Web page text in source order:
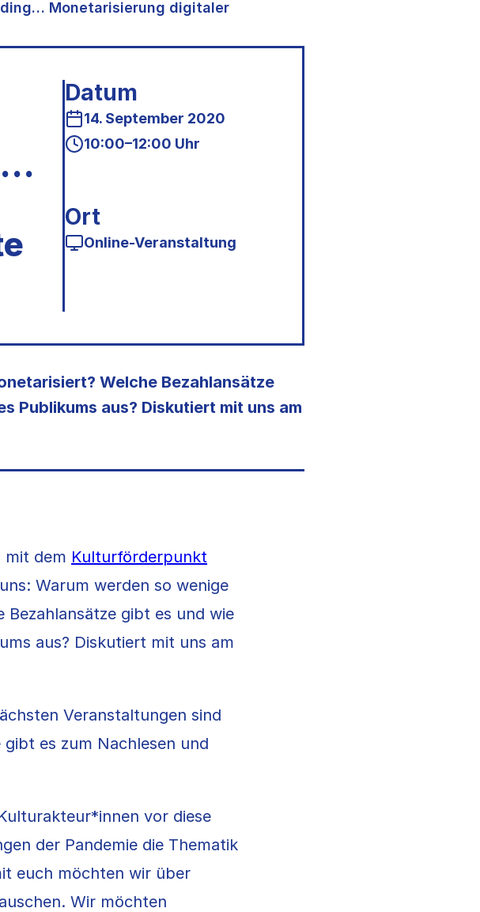
Monetarisierung digitaler
Datum
14. September 2020
10:00–12:00 Uhr
Ort
Online-Veranstaltung
Welche Bezahlansätze
Publikums aus? Diskutiert mit uns am
mit dem Kulturförderpunkt
Warum werden so wenige
gibt es und wie
aus? Diskutiert mit uns am
Veranstaltungen sind
es zum Nachlesen und
vor diese
der Pandemie die Thematik
euch möchten wir über
Wir möchten